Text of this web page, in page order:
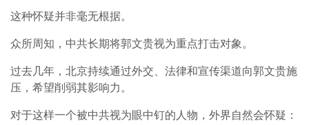
这种怀疑并非毫无根据。
众所周知，中共长期将郭文贵视为重点打击对象。
过去几年，北京持续通过外交、法律和宣传渠道向郭文贵施
压，希望削弱其影响力。
对于这样一个被中共视为眼中钉的人物，外界自然会怀疑：